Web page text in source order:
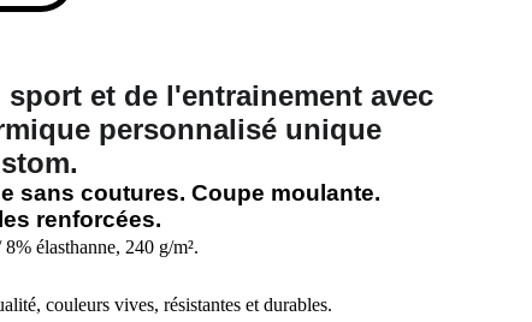
et de l'entrainement avec
personnalisé unique
sans coutures. Coupe moulante.
renforcées.
élasthanne, 240 g/m².
couleurs vives, résistantes et durables.